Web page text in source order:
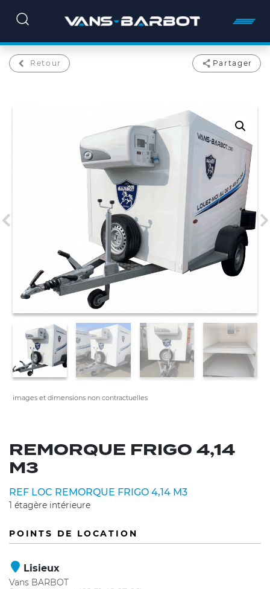
images et dimensions non contractuelles
REMORQUE FRIGO 4,14
M3
REF LOC REMORQUE FRIGO 4,14 M3
1 étagère intérieure
POINTS DE LOCATION
Lisieux
Vans BARBOT
Retour Partager